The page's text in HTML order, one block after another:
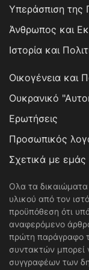
Υπεράσπιση της
Άνθρωπος και
Ιστορία και
Οικογένεια και
Ουκρανικό
Ερωτήσεις
Προσωπικός
Σχετικά με εμάς
Ολα τα
υλικού από τον
προϋπόθεση ότι
αναφερόμενο
πρώτη παράγραφο
συντακτών μπορεί
συγγραφέων των